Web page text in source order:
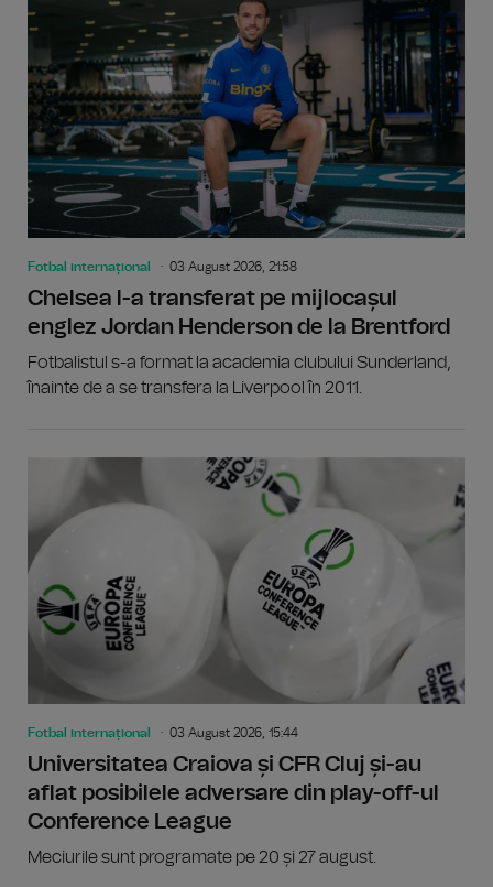
Fotbal internațional 03 August 2026, 21:58
Chelsea l-a transferat pe mijlocașul
englez Jordan Henderson de la Brentford
Fotbalistul s-a format la academia clubului Sunderland,
înainte de a se transfera la Liverpool în 2011.
Fotbal internațional 03 August 2026, 15:44
Universitatea Craiova și CFR Cluj și-au
aflat posibilele adversare din play-off-ul
Conference League
Meciurile sunt programate pe 20 și 27 august.